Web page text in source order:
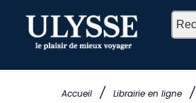
Accueil / Librairie en ligne /